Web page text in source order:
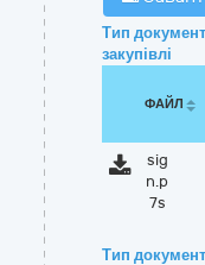
Тип
закупівлі
ФАЙЛ
sig
n.p
7s
Тип